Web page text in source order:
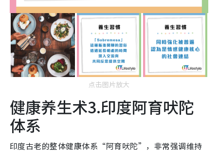
点击图片放大
健康养生术3.印度阿育吠陀
体系
印度古老的整体健康体系“阿育吠陀”，非常强调维持